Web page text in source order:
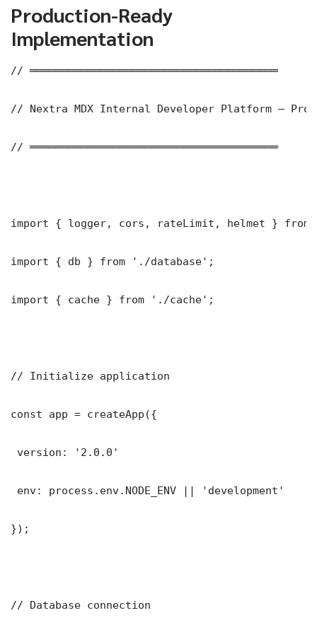
Production-Ready
Implementation
// ═══════════════════════════════════════
// Nextra MDX Internal Developer Platform —
// ═══════════════════════════════════════
import { logger, cors, rateLimit, helmet } from
import { db } from './database';
import { cache } from './cache';
// Initialize application
const app = createApp({
version: '2.0.0'
env: process.env.NODE_ENV || 'development'
});
// Database connection